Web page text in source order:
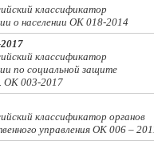
классификатор
о населении ОК 018-2014
классификатор
по социальной защите
ОК 003-2017
классификатор органов
управления ОК 006 –